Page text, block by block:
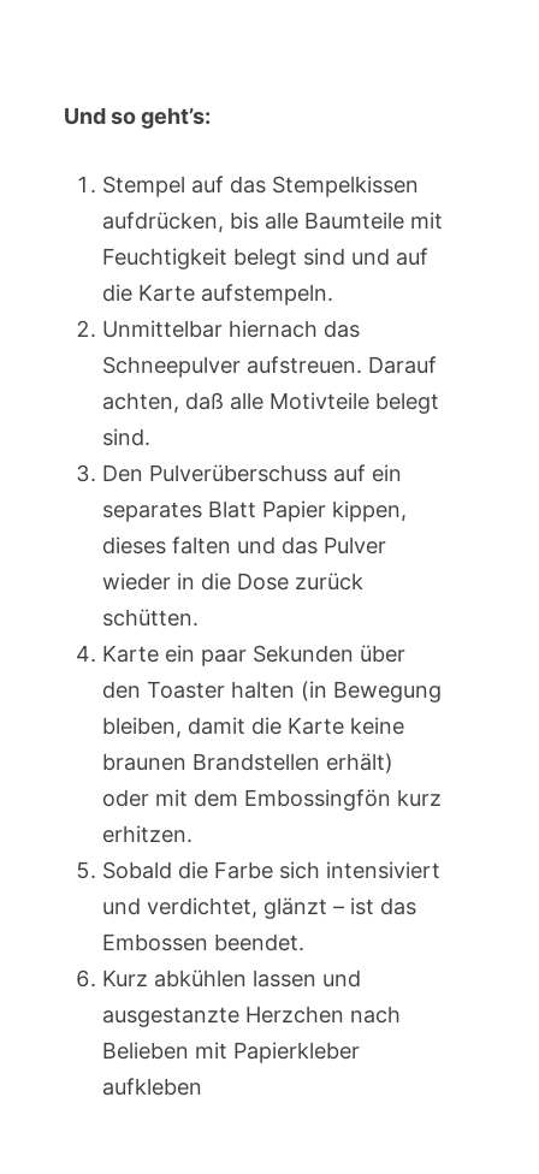
Und so geht’s:
Stempel auf das Stempelkissen
aufdrücken, bis alle Baumteile mit
Feuchtigkeit belegt sind und auf
die Karte aufstempeln.
Unmittelbar hiernach das
Schneepulver aufstreuen. Darauf
achten, daß alle Motivteile belegt
sind.
Den Pulverüberschuss auf ein
separates Blatt Papier kippen,
dieses falten und das Pulver
wieder in die Dose zurück
schütten.
Karte ein paar Sekunden über
den Toaster halten (in Bewegung
bleiben, damit die Karte keine
braunen Brandstellen erhält)
oder mit dem Embossingfön kurz
erhitzen.
Sobald die Farbe sich intensiviert
und verdichtet, glänzt – ist das
Embossen beendet.
Kurz abkühlen lassen und
ausgestanzte Herzchen nach
Belieben mit Papierkleber
aufkleben